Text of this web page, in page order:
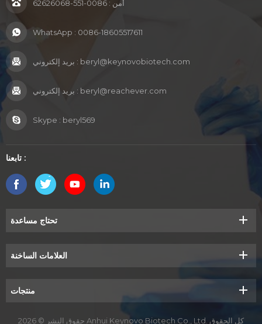
أمن : 0086-551-62626068
WhatsApp : 0086-18605517611
بريد إلكتروني : beryl@keynovobiotech.com
بريد إلكتروني : beryl@reachever.com
Skype : beryl569
تابعنا :
تحتاج مساعدة
العلامات الساخنة
منتجات
حقوق النشر © 2026 Anhui Keynovo Biotech Co., Ltd. كل الحقوق